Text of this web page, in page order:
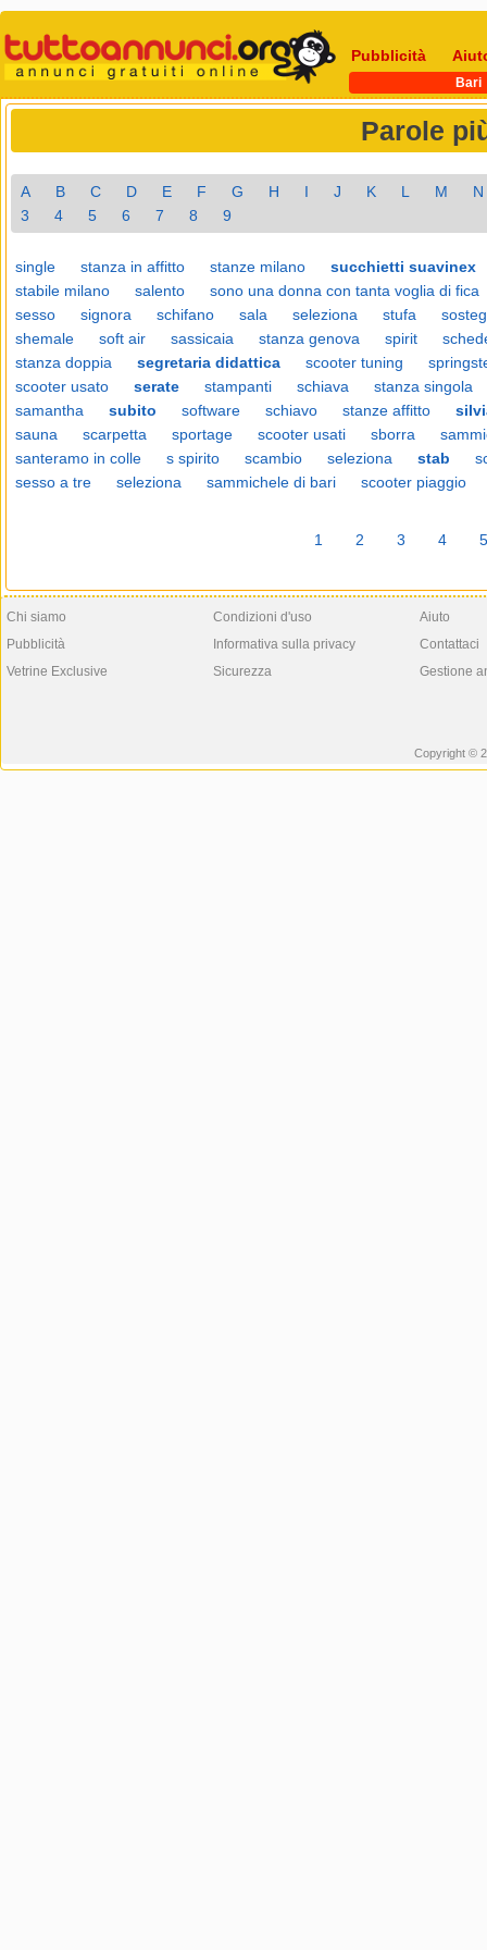
Pubblicità
Bari
Parole
A B C D E F G H I J K L M
N
3
4 5 6 7 8 9
single stanza in affitto stanze milano
succhietti suavinex
stabile milano
salento
sono una donna con tanta voglia di fica
sesso
signora schifano sala seleziona stufa
shemale
soft air sassicaia stanza genova spirit
stanza doppia
segretaria didattica scooter tuning
scooter usato
serate stampanti schiava
stanza singola
samantha
subito software schiavo stanze affitto
sauna
scarpetta sportage scooter usati sborra
santeramo in colle
s spirito scambio seleziona stab
sesso a tre
seleziona sammichele di bari scooter piaggio
1 2 3 4 5
Chi siamo
Pubblicità
Vetrine Exclusive
Condizioni d'uso
Informativa sulla privacy
Sicurezza
Aiuto
Contattaci
Gestione
Copyright ©